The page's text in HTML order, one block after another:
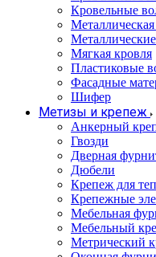
Кровельные
Мягкая кровля
Пластиковые
Фасадные
Шифер
Метизы и крепеж
Анкерный
Гвозди
Дверная
Дюбели
Крепеж для
Крепежные
Мебельная
Мебельный
Метрический